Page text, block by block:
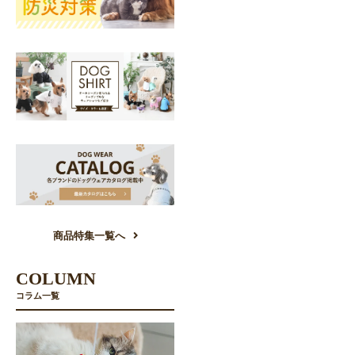
商品特集一覧へ
COLUMN
コラム一覧